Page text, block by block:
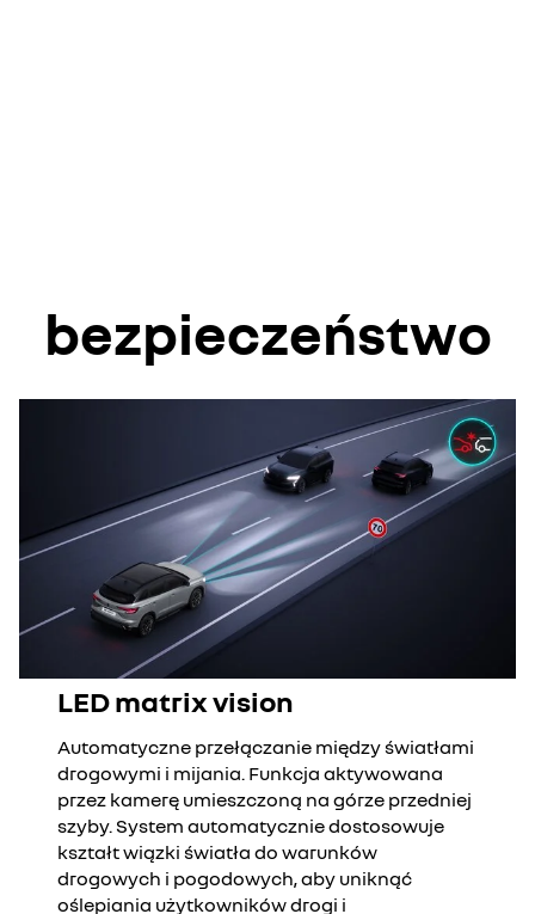
bezpieczeństwo
LED matrix vision
Automatyczne przełączanie między światłami
drogowymi i mijania. Funkcja aktywowana
przez kamerę umieszczoną na górze przedniej
szyby. System automatycznie dostosowuje
kształt wiązki światła do warunków
drogowych i pogodowych, aby uniknąć
oślepiania użytkowników drogi i